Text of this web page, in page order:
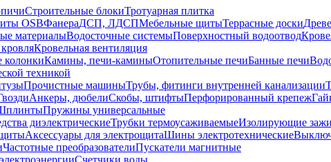
Строительные блокиТротуарная плитка
OSBФанераДСП, ЛДСПМебельные щитыТеррасные доски
материалыВодосточные системыПоверхностный водоотвод
Кровельная вентиляция
колонкиКамины, печи-каминыОтопительные печиБанные печи
техникой
Прочистные машиныТрубы, фитинги внутренней канализации
Анкеры, дюбелиСкобы, штифтыПерфорированный крепеж
Пружины универсальные
диэлектрическиеТрубки термоусаживаемыеИзолирующие
Аксессуары для электрощитаШины электротехнические
Частотные преобразователиПускатели магнитные
Счетчики воды